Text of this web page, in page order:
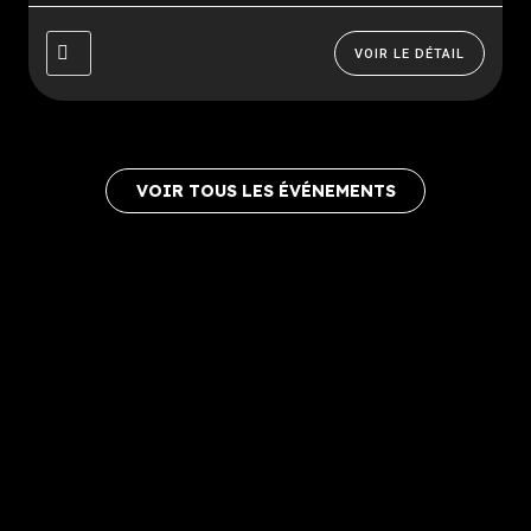
VOIR LE DÉTAIL
VOIR TOUS LES ÉVÉNEMENTS